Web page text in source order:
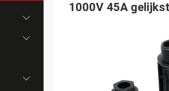
1000V 45A